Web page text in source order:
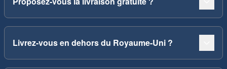
Livrez-vous en dehors du Royaume-Uni ?